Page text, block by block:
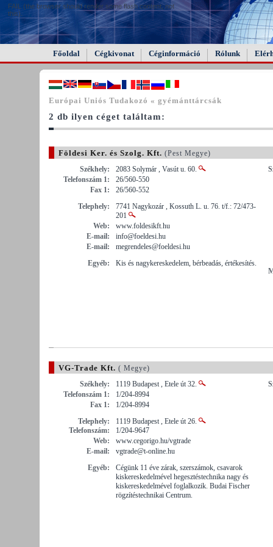
FAIL (the browser should render some flash content, not
this).
Főoldal Cégkivonat Céginformáció Rólunk
Európai Uniós Tudakozó « gyémánttárcsák
2 db ilyen céget találtam:
Földesi Ker. és Szolg. Kft. (Pest Megye)
Székhely:
2083 Solymár , Vasút u. 60.
Telefonszám 1:
26/560-550
Fax 1:
26/560-552
Telephely:
7741 Nagykozár , Kossuth L. u. 76. t/f.: 72/473-
201
Web:
www.foldesikft.hu
E-mail:
info@foeldesi.hu
E-mail:
megrendeles@foeldesi.hu
Egyéb:
Kis és nagykereskedelem, bérbeadás, értékesítés.
VG-Trade Kft. ( Megye)
Székhely:
1119 Budapest , Etele út 32.
Telefonszám 1:
1/204-8994
Fax 1:
1/204-8994
Telephely:
1119 Budapest , Etele út 26.
Telefonszám:
1/204-9647
Web:
www.cegorigo.hu/vgtrade
E-mail:
vgtrade@t-online.hu
Egyéb:
Cégünk 11 éve zárak, szerszámok, csavarok
kiskereskedelmével hegesztéstechnika nagy és
kiskereskedelmével foglalkozik. Budai Fischer
rögzítéstechnikai Centrum.